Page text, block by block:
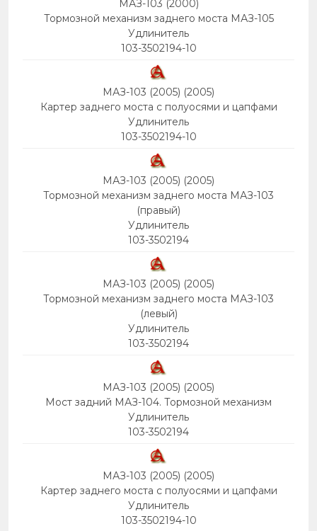
МАЗ-103 (2000)
Тормозной механизм заднего моста МАЗ-105
Удлинитель
103-3502194-10
МАЗ-103 (2005) (2005)
Картер заднего моста с полуосями и цапфами
Удлинитель
103-3502194-10
МАЗ-103 (2005) (2005)
Тормозной механизм заднего моста МАЗ-103
(правый)
Удлинитель
103-3502194
МАЗ-103 (2005) (2005)
Тормозной механизм заднего моста МАЗ-103
(левый)
Удлинитель
103-3502194
МАЗ-103 (2005) (2005)
Мост задний МАЗ-104. Тормозной механизм
Удлинитель
103-3502194
МАЗ-103 (2005) (2005)
Картер заднего моста с полуосями и цапфами
Удлинитель
103-3502194-10